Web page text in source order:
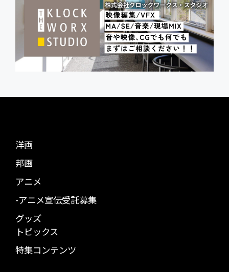
洋画
邦画
アニメ
-アニメ宣伝受託募集
グッズ
トピックス
特集コンテンツ